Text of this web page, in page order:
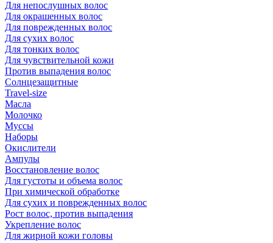
Для непослушных волос
Для окрашенных волос
Для поврежденных волос
Для сухих волос
Для тонких волос
Для чувствительной кожи
Против выпадения волос
Солнцезащитные
Travel-size
Масла
Молочко
Муссы
Наборы
Окислители
Ампулы
Восстановление волос
Для густоты и объема волос
При химической обработке
Для сухих и поврежденных волос
Рост волос, против выпадения
Укрепление волос
Для жирной кожи головы